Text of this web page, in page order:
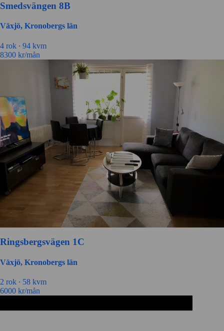
Smedsvängen 8B
Växjö, Kronobergs län
4 rok ∙ 94 kvm
8300 kr/mån
Ringsbergsvägen 1C
Växjö, Kronobergs län
2 rok ∙ 58 kvm
6000 kr/mån